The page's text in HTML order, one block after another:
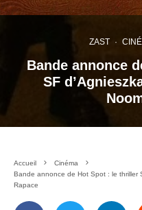
ZAST ·
Bande annonce
SF
Accueil
Cinéma
Bande annonce de Hot Spot : le thriller
Rapace